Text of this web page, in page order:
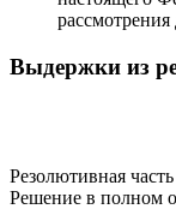
Выдержки из
Резолютивная
Решение в полном